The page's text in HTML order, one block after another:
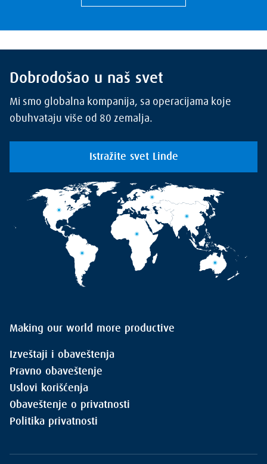
Dobrodošao u naš svet
Mi smo globalna kompanija, sa operacijama koje
obuhvataju više od 80 zemalja.
Istražite svet Linde
Making our world more productive
Izveštaji i obaveštenja
Pravno obaveštenje
Uslovi korišćenja
Obaveštenje o privatnosti
Politika privatnosti